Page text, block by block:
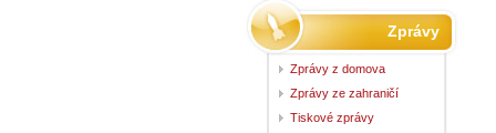
Zprávy
Zprávy z domova
Zprávy ze zahraničí
Tiskové zprávy